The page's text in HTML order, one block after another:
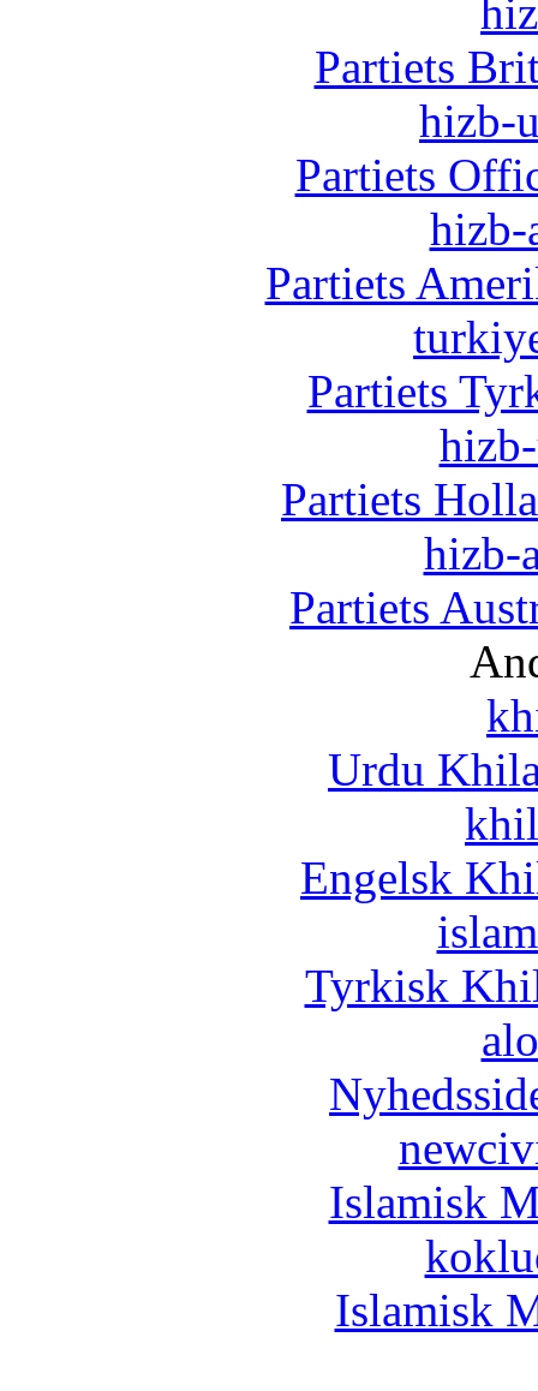
Partiets
hizb-
Partiets
hizb-
Partiets
Partiets
Partiets
hizb-
Partiets
Urdu
Engelsk
Tyrkisk
Islamisk
Islamisk